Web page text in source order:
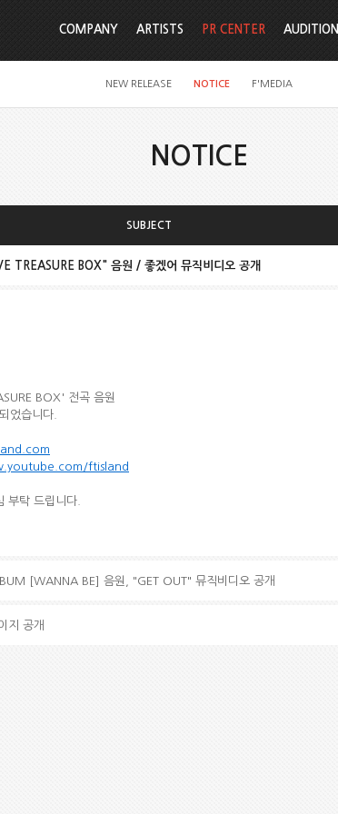
COMPANY ARTISTS PR CENTER
NEW RELEASE NOTICE F'MEDIA
AUDITION
NOTICE
SUBJECT
TREASURE BOX" 음원 / 좋겠어 뮤직비디오 공개
BOX' 전곡 음원
었습니다.
ftisland
부탁 드립니다.
[WANNA BE] 음원, "GET OUT" 뮤직비디오 공개
지 공개